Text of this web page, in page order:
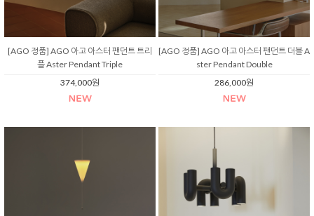
[AGO 정품] AGO 아고 아스터 팬던트 트리
플 Aster Pendant Triple
374,000원
[AGO 정품] AGO 아고 아스터 팬던트 더블 A
ster Pendant Double
286,000원